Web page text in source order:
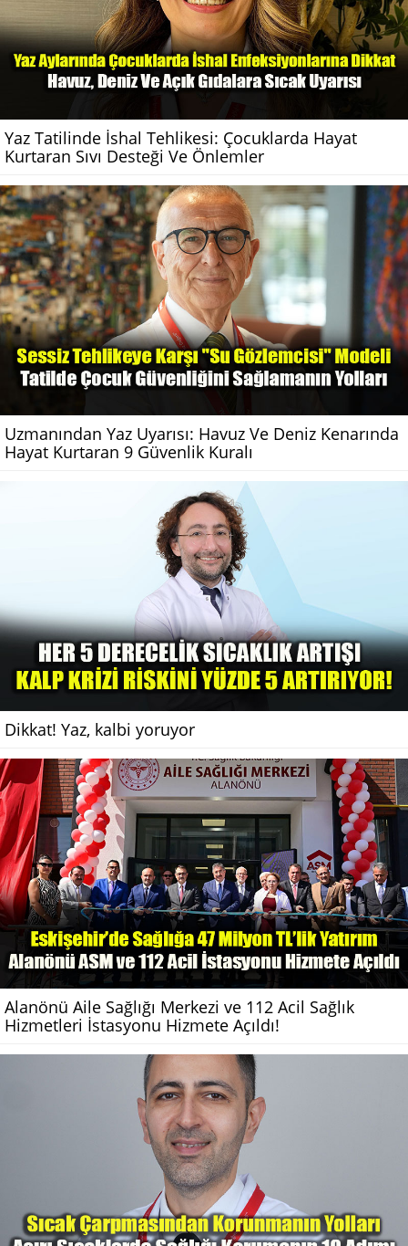
Yaz Tatilinde İshal Tehlikesi: Çocuklarda Hayat
Kurtaran Sıvı Desteği Ve Önlemler
Uzmanından Yaz Uyarısı: Havuz Ve Deniz Kenarında
Hayat Kurtaran 9 Güvenlik Kuralı
Dikkat! Yaz, kalbi yoruyor
Alanönü Aile Sağlığı Merkezi ve 112 Acil Sağlık
Hizmetleri İstasyonu Hizmete Açıldı!